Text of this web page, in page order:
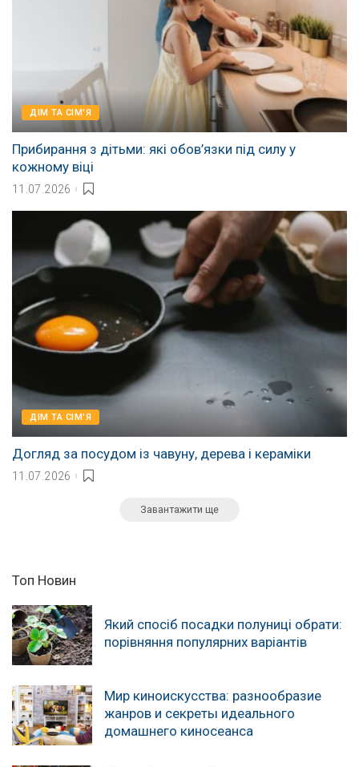
ДІМ ТА СІМ'Я
Прибирання з дітьми: які обов’язки під силу у
кожному віці
11.07.2026
ДІМ ТА СІМ'Я
Догляд за посудом із чавуну, дерева і кераміки
11.07.2026
Завантажити ще
Топ Новин
Який спосіб посадки полуниці обрати:
порівняння популярних варіантів
Мир киноискусства: разнообразие
жанров и секреты идеального
домашнего киносеанса